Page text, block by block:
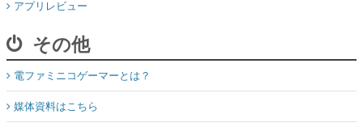
アプリレビュー
その他
電ファミニコゲーマーとは？
媒体資料はこちら